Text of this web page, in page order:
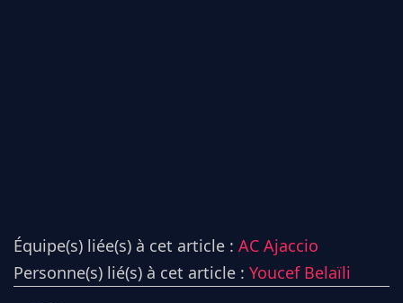
Équipe(s) liée(s) à cet article : AC Ajaccio
Personne(s) lié(s) à cet article : Youcef Belaïli